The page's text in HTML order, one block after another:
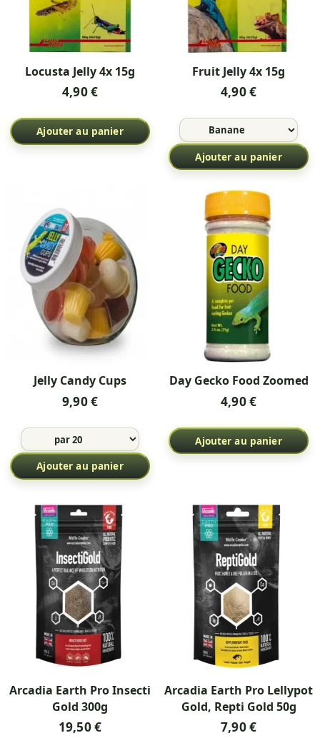
Locusta Jelly 4x 15g
4,90 €
Ajouter au panier
Fruit Jelly 4x 15g
4,90 €
Ajouter au panier
Jelly Candy Cups
9,90 €
Ajouter au panier
Day Gecko Food Zoomed
4,90 €
Ajouter au panier
Arcadia Earth Pro Insecti
Gold 300g
19,50 €
Arcadia Earth Pro Lellypot
Gold, Repti Gold 50g
7,90 €